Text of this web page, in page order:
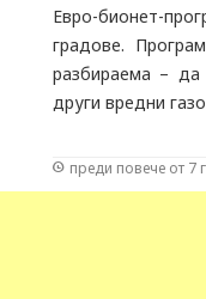
Евро-бионет-
градове.
разбираема – да
други вредни
преди повече от 7